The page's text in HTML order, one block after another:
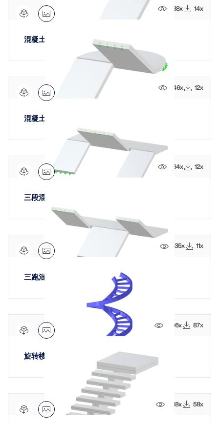
788x 14x
混凝土圆形平台楼梯
746x 12x
混凝土楼梯带圆形休息平台
864x 12x
三段混凝土楼梯，含分叉返回楼梯段
835x 11x
三跑混凝土楼梯
1906x 87x
旋转楼梯
1418x 58x